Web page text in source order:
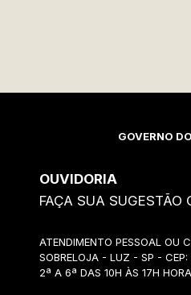
GOVERNO
OUVIDORIA
FAÇA SUA SUGESTÃO
ATENDIMENTO PESSOAL OU
SOBRELOJA - LUZ - SP -
2ª A 6ª DAS 10H ÀS 17H